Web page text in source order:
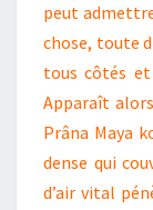
peut
chose, toute
tous côtés et
Apparaît
Prâna Maya
dense qui
d’air vital